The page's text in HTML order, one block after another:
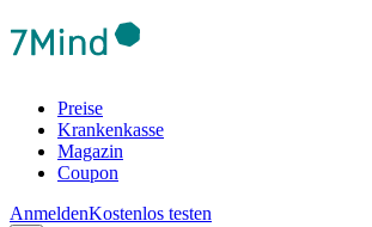
Preise
Krankenkasse
Magazin
Coupon
AnmeldenKostenlos testen